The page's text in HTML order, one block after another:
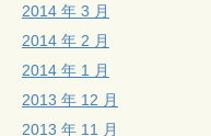
2014 年 3 月
2014 年 2 月
2014 年 1 月
2013 年 12 月
2013 年 11 月